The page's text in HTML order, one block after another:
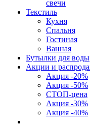
свечи
Текстиль
Кухня
Спальня
Гостиная
Ванная
Бутылки для воды
Акции и
Акция -20%
Акция -50%
СТОП-цена
Акция -30%
Акция -40%